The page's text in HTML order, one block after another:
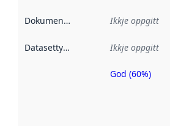
Dokumentasjon Ikkje oppgitt
Datasettype Ikkje oppgitt
Metadatakvalitet
God (60%)